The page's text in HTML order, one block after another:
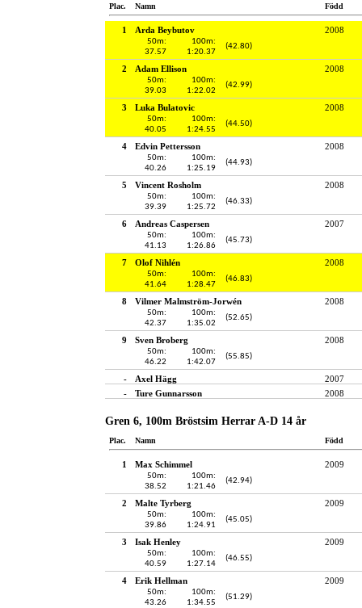
Plac. Namn Född
1 Arda Beybutov 2008
50m:
37.57
100m:
1:20.37
(42.80)
2 Adam Ellison 2008
50m:
39.03
100m:
1:22.02
(42.99)
3 Luka Bulatovic 2008
50m:
40.05
100m:
1:24.55
(44.50)
4 Edvin Pettersson 2008
50m:
40.26
100m:
1:25.19
(44.93)
5 Vincent Rosholm 2008
50m:
39.39
100m:
1:25.72
(46.33)
6 Andreas Caspersen 2007
50m:
41.13
100m:
1:26.86
(45.73)
7 Olof Nihlén 2008
50m:
41.64
100m:
1:28.47
(46.83)
8 Vilmer Malmström-Jorwén 2008
50m:
42.37
100m:
1:35.02
(52.65)
9 Sven Broberg 2008
50m:
46.22
100m:
1:42.07
(55.85)
- Axel Hägg
2007
-
Ture Gunnarsson 2008
Gren 6, 100m Bröstsim Herrar A-D 14 år
Plac. Namn Född
1 Max Schimmel 2009
50m:
38.52
100m:
1:21.46
(42.94)
2 Malte Tyrberg 2009
50m:
39.86
100m:
1:24.91
(45.05)
3 Isak Henley 2009
50m:
40.59
100m:
1:27.14
(46.55)
4 Erik Hellman 2009
50m:
43.26
100m:
1:34.55
(51.29)